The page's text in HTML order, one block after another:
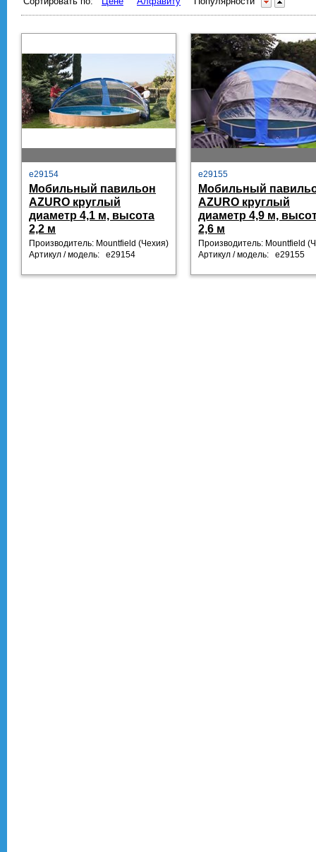
e29154
Мобильный павильон
AZURO круглый
диаметр 4,1 м, высота
2,2 м
Производитель: Mountfield (Чехия)
Артикул / модель: e29154
e29155
Мобильный
AZURO круглый
диаметр 4,9 м,
2,6 м
Производитель: Mountfield
Артикул / модель: е29155